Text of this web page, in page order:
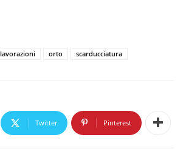
lavorazioni orto scarducciatura
Twitter Pinterest